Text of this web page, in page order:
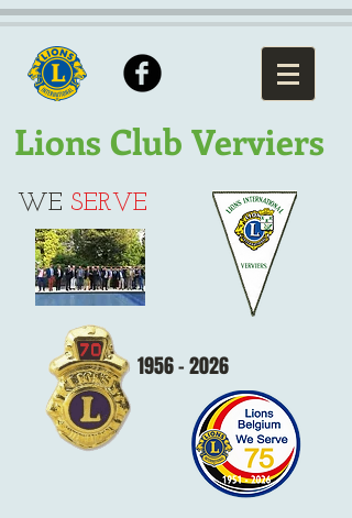
Lions Club Verviers
WE SERVE
1956 - 2026